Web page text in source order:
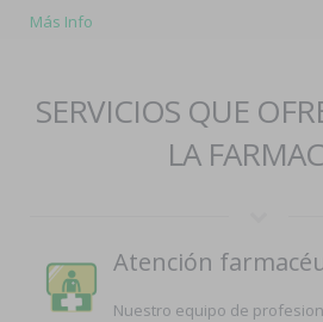
Más Info
SERVICIOS QUE
LA
Atención
Nuestro equipo de